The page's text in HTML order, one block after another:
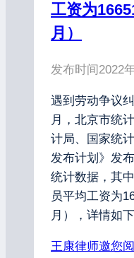
工资为
月）
发布时间2022
遇到劳动争议
月，北京市统
计局、国家统
发布计划》发
统计数据，其
员平均工资为
月），详情如
王康律师邀您